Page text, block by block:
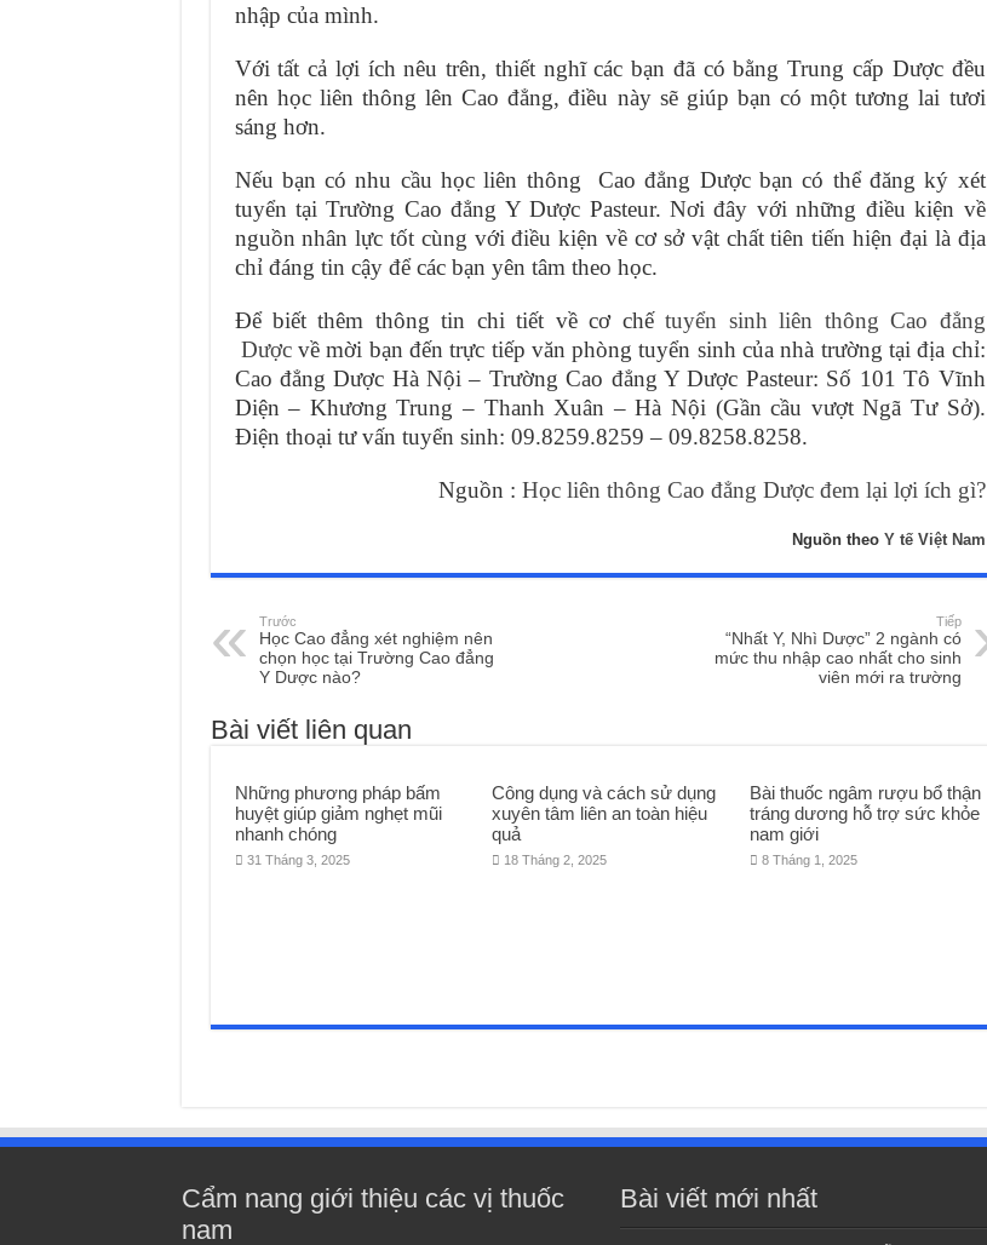
nhập của mình.
Với tất cả lợi ích nêu trên, thiết nghĩ các bạn đã có bằng Trung cấp Dược đều
nên học liên thông lên Cao đẳng, điều này sẽ giúp bạn có một tương lai tươi
sáng hơn.
Nếu bạn có nhu cầu học liên thông Cao đẳng Dược bạn có thể đăng ký xét
tuyển tại Trường Cao đẳng Y Dược Pasteur. Nơi đây với những điều kiện về
nguồn nhân lực tốt cùng với điều kiện về cơ sở vật chất tiên tiến hiện đại là địa
chỉ đáng tin cậy để các bạn yên tâm theo học.
Để biết thêm thông tin chi tiết về cơ chế tuyển sinh liên thông Cao đẳng
Dượcvề mời bạn đến trực tiếp văn phòng tuyển sinh của nhà trường tại địa chỉ:
Cao đẳng Dược Hà Nội – Trường Cao đẳng Y Dược Pasteur: Số 101 Tô Vĩnh
Diện – Khương Trung – Thanh Xuân – Hà Nội (Gần cầu vượt Ngã Tư Sở).
Điện thoại tư vấn tuyển sinh: 09.8259.8259 – 09.8258.8258.
Nguồn : Học liên thông Cao đẳng Dược đem lại lợi ích gì?
Nguồn theo Y tế Việt Nam
Trước
Học Cao đẳng xét nghiệm nên
chọn học tại Trường Cao đẳng
Y Dược nào?
Tiếp
“Nhất Y, Nhì Dược” 2 ngành có
mức thu nhập cao nhất cho sinh
viên mới ra trường
Bài viết liên quan
Những phương pháp bấm
huyệt giúp giảm nghẹt mũi
nhanh chóng
31 Tháng 3, 2025
Công dụng và cách sử dụng
xuyên tâm liên an toàn hiệu
quả
18 Tháng 2, 2025
Bài thuốc ngâm rượu bổ thận
tráng dương hỗ trợ sức khỏe
nam giới
8 Tháng 1, 2025
Cẩm nang giới thiệu các vị thuốc
nam
Bài viết mới nhất